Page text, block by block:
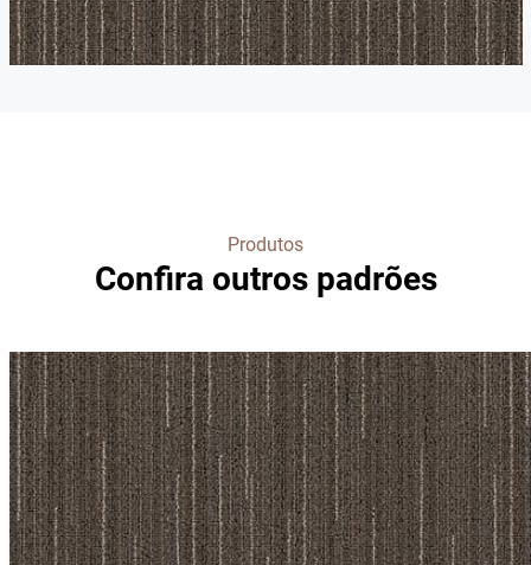
Produtos
Confira outros padrões